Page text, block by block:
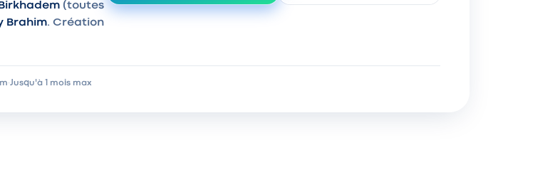
Birkhadem (toutes
Brahim. Création
·Jusqu'à 1 mois max